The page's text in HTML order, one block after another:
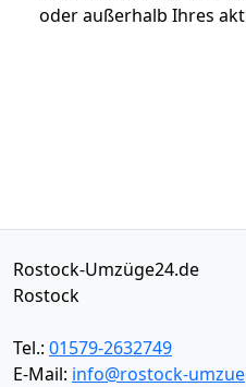
oder außerhalb Ihres
Rostock-Umzüge24.de
Rostock
Tel.: 01579-2632749
E-Mail: info@rostock-